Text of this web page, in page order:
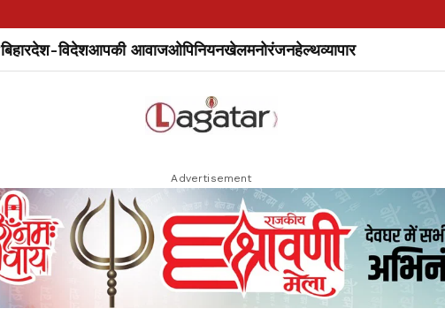
बिहारदेश-विदेशआपकी आवाजओपिनियनखेलमनोरंजनहेल्थव्यापार
Advertisement